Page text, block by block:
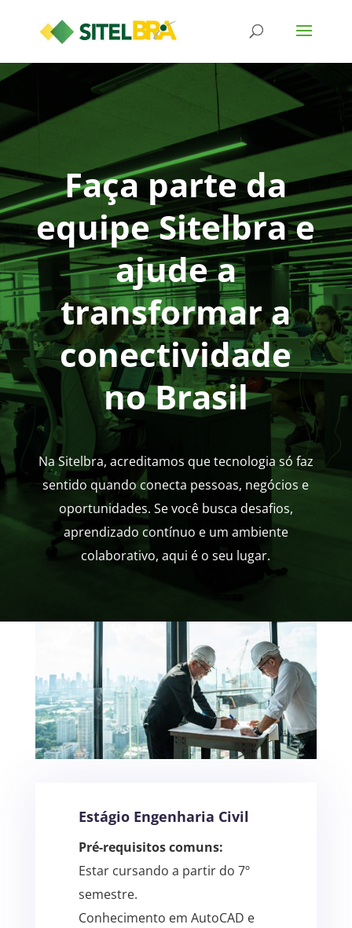
Faça parte da
equipe Sitelbra e
ajude a
transformar a
conectividade
no Brasil
Na Sitelbra, acreditamos que tecnologia só faz
sentido quando conecta pessoas, negócios e
oportunidades. Se você busca desafios,
aprendizado contínuo e um ambiente
colaborativo, aqui é o seu lugar.
Estágio Engenharia Civil
Pré-requisitos comuns:
Estar cursando a partir do 7º
semestre.
Conhecimento em AutoCAD e